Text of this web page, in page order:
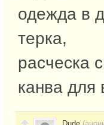
одежда в
терка,
расческа
канва